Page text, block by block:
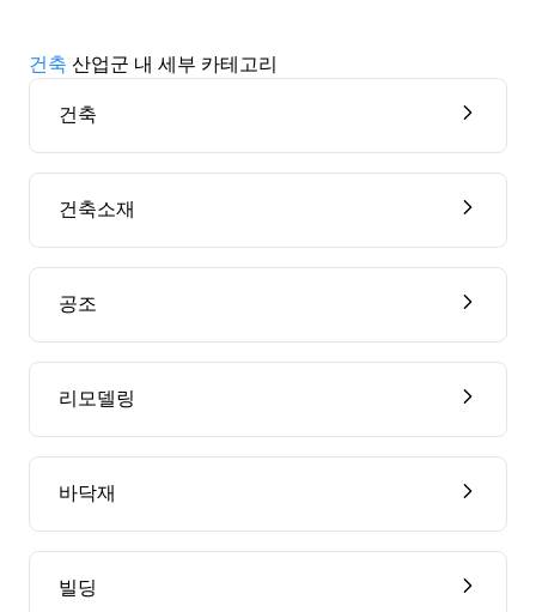
건축 산업군 내 세부 카테고리
건축
건축소재
공조
리모델링
바닥재
빌딩